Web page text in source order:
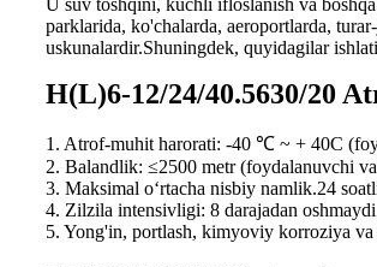
U suv toshqini, kuchli ifloslanish va
parklarida, ko'chalarda, aeroportlarda,
uskunalardir.Shuningdek, quyidagilar
H(L)6-12/24/40.5630/20
1. Atrof-muhit harorati: -40 ℃ ~ + 40C
2. Balandlik: ≤2500 metr (foydalanuvchi
3. Maksimal oʻrtacha nisbiy namlik.24
4. Zilzila intensivligi: 8 darajadan oshmaydi
5. Yong'in, portlash, kimyoviy korroziya